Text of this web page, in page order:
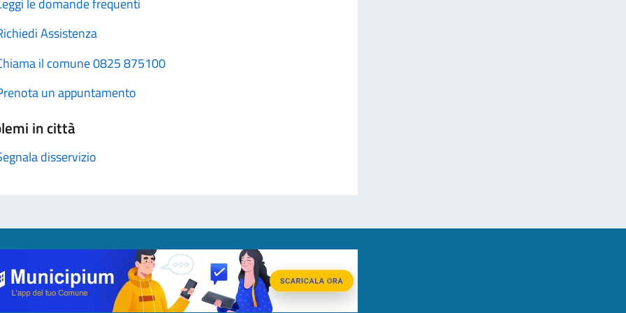
Assistenza
il comune 0825 875100
un appuntamento
in città
disservizio